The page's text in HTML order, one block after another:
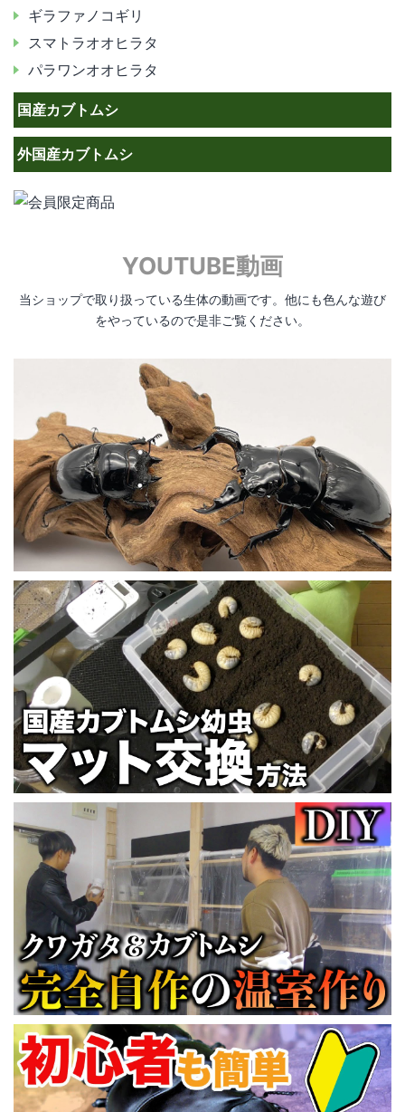
ギラファノコギリ
スマトラオオヒラタ
パラワンオオヒラタ
国産カブトムシ
外国産カブトムシ
YOUTUBE動画
当ショップで取り扱っている生体の動画です。他にも色んな遊び
をやっているので是非ご覧ください。